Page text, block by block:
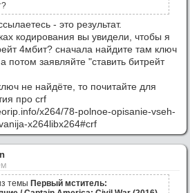
- это результат.
кодирования вы увидели, чтобы я
4мбит? сначала найдите там ключ
потом заявляйте "ставить битрейт
не найдёте, то почитайте для
про crf
x264/78-polnoe-opisanie-vseh-
x264libx264#crf
темы Первый мститель: